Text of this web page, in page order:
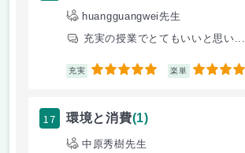
huangguangwei先生
充実の授業でとてもいいと思い...
充実 5 楽単 5
17 環境と消費(1)
中原秀樹先生